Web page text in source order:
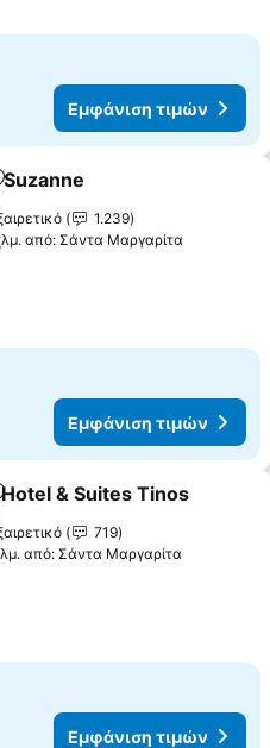
Εμφάνιση τιμών
στα αγαπημένα
Suzanne
1.239
από: Σάντα Μαργαρίτα
Εμφάνιση τιμών
στα αγαπημένα
& Suites Tinos
719
από: Σάντα Μαργαρίτα
Εμφάνιση τιμών